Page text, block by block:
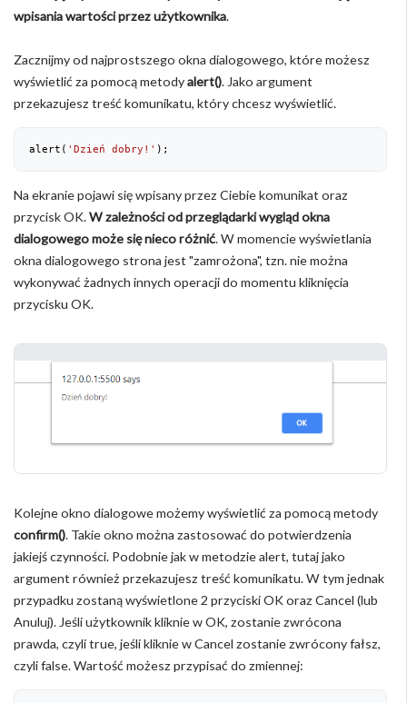
wpisania wartości przez użytkownika.
Zacznijmy od najprostszego okna dialogowego, które możesz
wyświetlić za pomocą metodyalert(). Jako argument
przekazujesz treść komunikatu, który chcesz wyświetlić.
alert( 'Dzień dobry!' );
Na ekranie pojawi się wpisany przez Ciebie komunikat oraz
przycisk OK.W zależności od przeglądarki wygląd okna
dialogowego może się nieco różnić. W momencie wyświetlania
okna dialogowego strona jest "zamrożona", tzn. nie można
wykonywać żadnych innych operacji do momentu kliknięcia
przycisku OK.
Kolejne okno dialogowe możemy wyświetlić za pomocą metody
confirm(). Takie okno można zastosować do potwierdzenia
jakiejś czynności. Podobnie jak w metodzie alert, tutaj jako
argument również przekazujesz treść komunikatu. W tym jednak
przypadku zostaną wyświetlone 2 przyciski OK oraz Cancel (lub
Anuluj). Jeśli użytkownik kliknie w OK, zostanie zwrócona
prawda, czyli true, jeśli kliknie w Cancel zostanie zwrócony fałsz,
czyli false. Wartość możesz przypisać do zmiennej: